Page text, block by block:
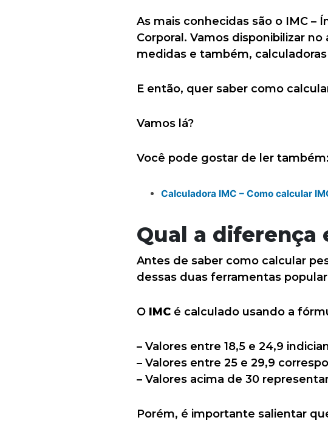
As mais conhecidas são o IMC –
Corporal. Vamos disponibilizar
medidas e também,
E então, quer saber como
Vamos lá?
Você pode gostar de ler também:
Calculadora IMC – Como calcular
Qual a diferença
Antes de saber como calcular
dessas duas ferramentas
O IMC é calculado usando a
– Valores entre 18,5 e 24,9
– Valores entre 25 e 29,9
– Valores acima de 30
Porém, é importante salientar